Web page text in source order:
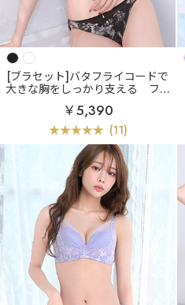
[ブラセット]バタフライコードで
大きな胸をしっかり支える
フラ
ワー バタフライコード ブラジャ
ー&ショーツ (FGHカップ)
￥5,390
(11)